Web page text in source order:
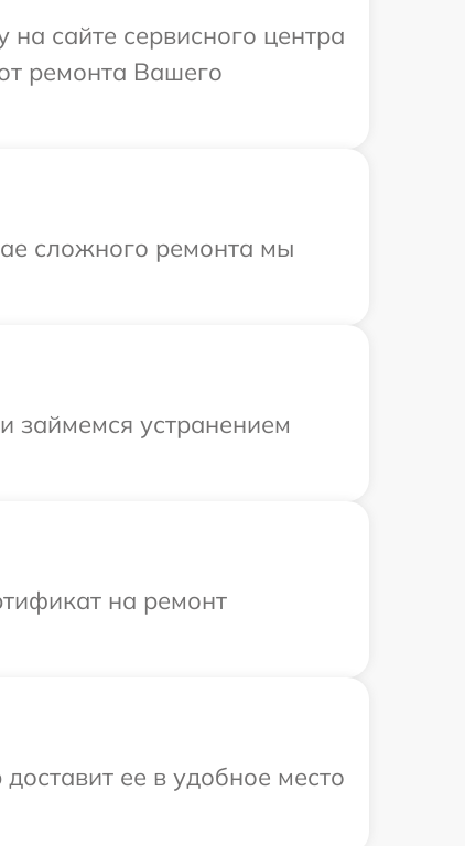
сайте сервисного центра
ремонта Вашего
сложного ремонта мы
займемся устранением
на ремонт
ее в удобное место